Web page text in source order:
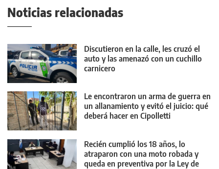
Noticias relacionadas
Discutieron en la calle, les cruzó el
auto y las amenazó con un cuchillo
carnicero
Le encontraron un arma de guerra en
un allanamiento y evitó el juicio: qué
deberá hacer en Cipolletti
Recién cumplió los 18 años, lo
atraparon con una moto robada y
queda en preventiva por la Ley de